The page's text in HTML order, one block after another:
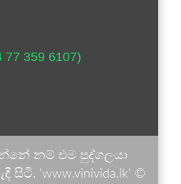
77 359 6107)
නම් එම පුද්ගලයා
'www.vinivida.lk' ©